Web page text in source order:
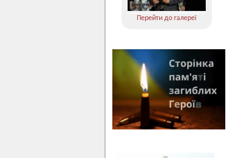
Перейти до галереї